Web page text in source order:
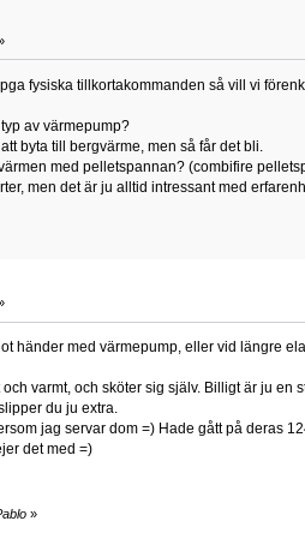
fysiska tillkortakommanden så vill vi
av värmepump?
byta till bergvärme, men så får det bli.
med pelletspannan? (combifire
men det är ju alltid intressant med
händer med värmepump, eller vid längre
varmt, och sköter sig själv. Billigt är ju en
du ju extra.
jag servar dom =) Hade gått på deras
det med =)
»